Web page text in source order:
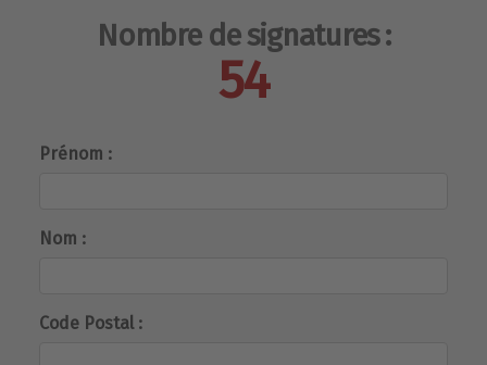
Nombre de signatures :
54
Prénom :
Nom :
Code Postal :